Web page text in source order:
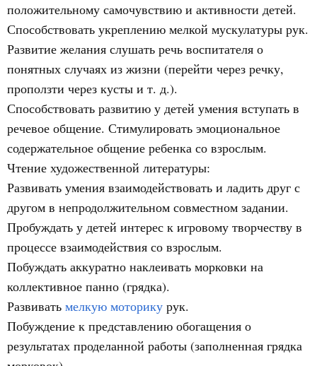
положительному самочувствию и активности детей.
Способствовать укреплению мелкой мускулатуры рук.
Развитие желания слушать речь воспитателя о
понятных случаях из жизни (перейти через речку,
проползти через кусты и т. д.).
Способствовать развитию у детей умения вступать в
речевое общение. Стимулировать эмоциональное
содержательное общение ребенка со взрослым.
Чтение художественной литературы:
Развивать умения взаимодействовать и ладить друг с
другом в непродолжительном совместном задании.
Пробуждать у детей интерес к игровому творчеству в
процессе взаимодействия со взрослым.
Побуждать аккуратно наклеивать морковки на
коллективное панно (грядка).
Развивать мелкую моторику рук.
Побуждение к представлению обогащения о
результатах проделанной работы (заполненная грядка